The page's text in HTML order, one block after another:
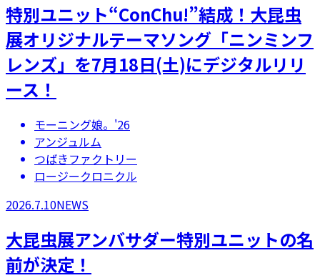
特別ユニット“ConChu!”結成！大昆虫
展オリジナルテーマソング「ニンミンフ
レンズ」を7月18日(土)にデジタルリリ
ース！
モーニング娘。'26
アンジュルム
つばきファクトリー
ロージークロニクル
2026.7.10NEWS
大昆虫展アンバサダー特別ユニットの名
前が決定！